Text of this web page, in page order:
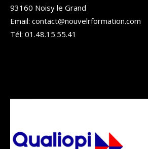
93160 Noisy le Grand
Email: contact@nouvelrformation.com
Tél: 01.48.15.55.41